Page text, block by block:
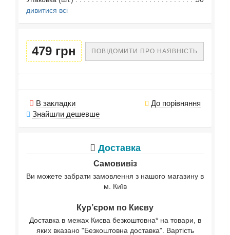
дивитися всі
479 грн ПОВІДОМИТИ ПРО НАЯВНІСТЬ
В закладки
До порівняння
Знайшли дешевше
Доставка
Самовивіз
Ви можете забрати замовлення з нашого магазину в
м. Київ
Кур’єром по Києву
Доставка в межах Києва безкоштовна* на товари, в
яких вказано "Безкоштовна доставка". Вартість